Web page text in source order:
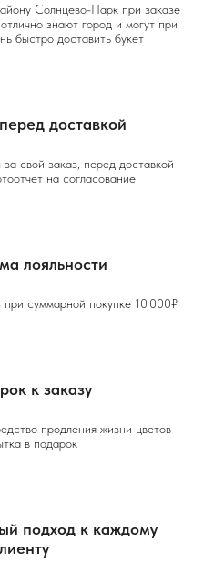
Солнцево-Парк при заказе
знают город и могут при
быстро доставить букет
доставкой
свой заказ, перед доставкой
на согласование
лояльности
суммарной покупке 10 000₽
к заказу
продления жизни цветов
в подарок
подход к каждому